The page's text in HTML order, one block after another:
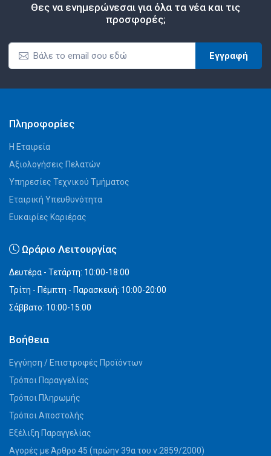
Θες να ενημερώνεσαι για όλα τα νέα και τις
προσφορές;
Εγγραφή
Πληροφορίες
Η Εταιρεία
Αξιολογήσεις Πελατών
Υπηρεσίες Τεχνικού Τμήματος
Εταιρική Υπευθυνότητα
Ευκαιρίες Καριέρας
Ωράριο Λειτουργίας
Δευτέρα - Τετάρτη: 10:00-18:00
Τρίτη - Πέμπτη - Παρασκευή: 10:00-20:00
Σάββατο: 10:00-15:00
Βοήθεια
Εγγύηση / Επιστροφές Προϊόντων
Τρόποι Παραγγελίας
Τρόποι Πληρωμής
Τρόποι Αποστολής
Εξέλιξη Παραγγελίας
Αγορές με Άρθρο 45 (πρώην 39α του ν.2859/2000)